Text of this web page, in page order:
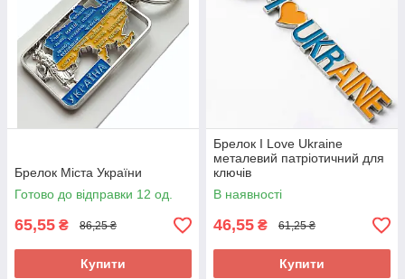
Брелок Міста України
Готово до відправки 12 од.
65,55 ₴ 86,25 ₴
Купити
Брелок I Love Ukraine
металевий патріотичний для
ключів
В наявності
46,55 ₴ 61,25 ₴
Купити